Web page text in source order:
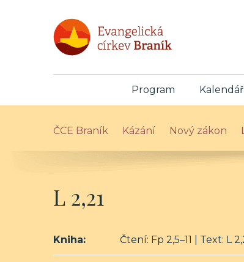
Program Kalendář
ČCE Braník Kázání Nový zákon
L 2,21
Kniha: Čtení: Fp 2,5–11 | Text: L